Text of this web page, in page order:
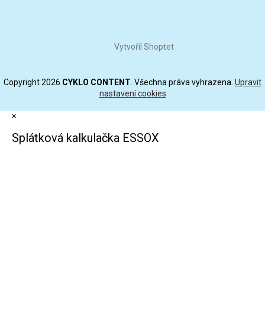
Vytvořil Shoptet
Copyright 2026 CYKLO CONTENT . Všechna práva vyhrazena. Upravit
nastavení cookies
×
Splátková kalkulačka ESSOX